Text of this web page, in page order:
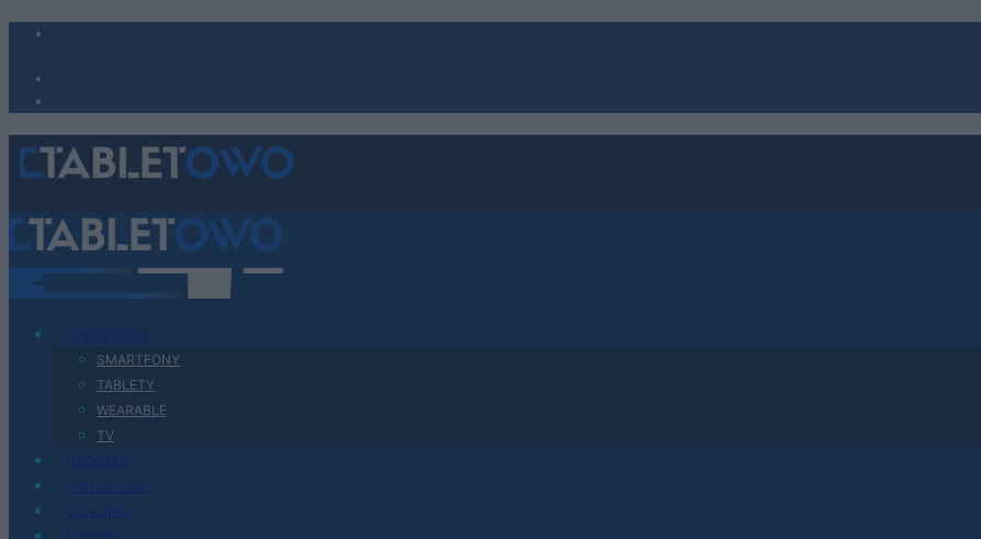
SMARTFONY
TABLETY
WEARABLE
TV